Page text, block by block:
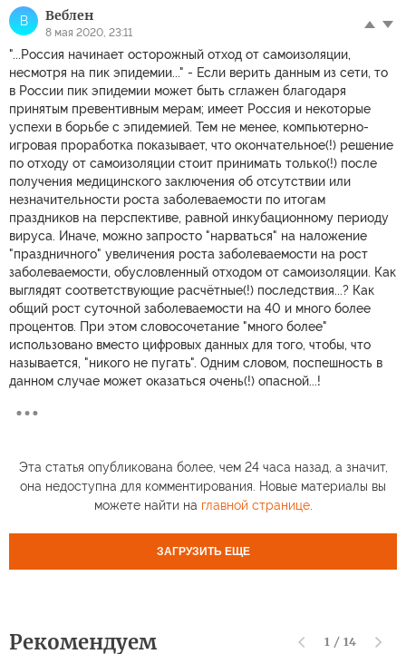
В Веблен
8 мая 2020, 23:11
"...Россия начинает осторожный отход от самоизоляции,
несмотря на пик эпидемии..." - Если верить данным из сети, то
в России пик эпидемии может быть сглажен благодаря
принятым превентивным мерам; имеет Россия и некоторые
успехи в борьбе с эпидемией. Тем не менее, компьютерно-
игровая проработка показывает, что окончательное(!) решение
по отходу от самоизоляции стоит принимать только(!) после
получения медицинского заключения об отсутствии или
незначительности роста заболеваемости по итогам
праздников на перспективе, равной инкубационному периоду
вируса. Иначе, можно запросто "нарваться" на наложение
"праздничного" увеличения роста заболеваемости на рост
заболеваемости, обусловленный отходом от самоизоляции. Как
выглядят соответствующие расчётные(!) последствия...? Как
общий рост суточной заболеваемости на 40 и много более
процентов. При этом словосочетание "много более"
использовано вместо цифровых данных для того, чтобы, что
называется, "никого не пугать". Одним словом, поспешность в
данном случае может оказаться очень(!) опасной...!
Эта статья опубликована более, чем 24 часа назад, а значит,
она недоступна для комментирования. Новые материалы вы
можете найти на главной странице.
ЗАГРУЗИТЬ ЕЩЕ
Рекомендуем 1 / 14